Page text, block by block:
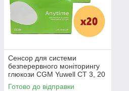
Сенсор для системи
безперервного моніторингу
глюкози CGM Yuwell CT 3, 20
пак.
Готово до відправки